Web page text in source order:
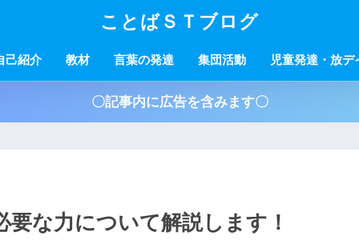
ことばＳＴブログ
己紹介 教材 言葉の発達 集団活動 児童発達・放デ
〇記事内に広告を含みます〇
な力について解説します！